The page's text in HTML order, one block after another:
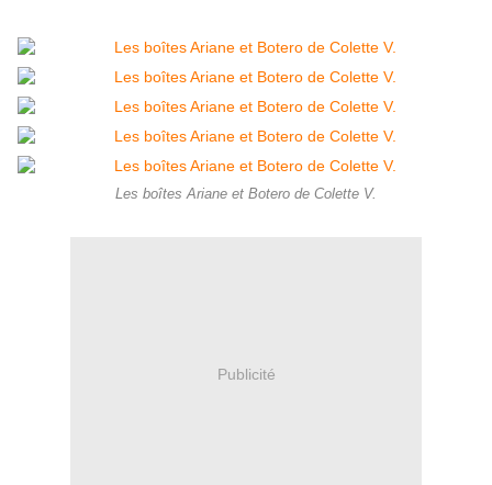
Les boîtes Ariane et Botero de Colette V.
Publicité